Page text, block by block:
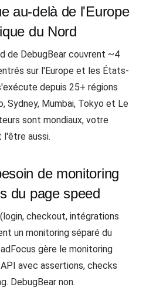
au-delà de l'Europe
du Nord
de DebugBear couvrent ~4
sur l'Europe et les États-
depuis 25+ régions
Sydney, Mumbai, Tokyo et Le
sont mondiaux, votre
l'être aussi.
de monitoring
du page speed
checkout, intégrations
un monitoring séparé du
gère le monitoring
avec assertions, checks
DebugBear non.